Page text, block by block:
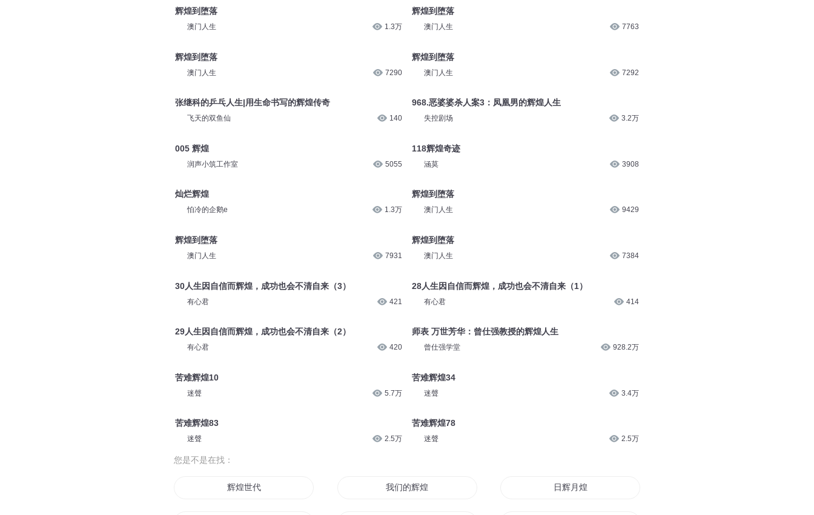
辉煌到堕落
澳门人生 1.3万
辉煌到堕落
澳门人生 7290
张继科的乒乓人生|用生命书写的辉煌传奇
飞天的双鱼仙 140
005 辉煌
润声小筑工作室 5055
灿烂辉煌
怕冷的企鹅e 1.3万
辉煌到堕落
澳门人生 7931
30人生因自信而辉煌，成功也会不清自来（3）
有心君 421
29人生因自信而辉煌，成功也会不清自来（2）
有心君 420
苦难辉煌10
迷聲 5.7万
苦难辉煌83
迷聲 2.5万
辉煌到堕落
澳门人生 7763
辉煌到堕落
澳门人生 7292
968.恶婆婆杀人案3：凤凰男的辉煌人生
失控剧场 3.2万
118辉煌奇迹
涵莫 3908
辉煌到堕落
澳门人生 9429
辉煌到堕落
澳门人生 7384
28人生因自信而辉煌，成功也会不清自来（1）
有心君 414
师表 万世芳华：曾仕强教授的辉煌人生
曾仕强学堂 928.2万
苦难辉煌34
迷聲 3.4万
苦难辉煌78
迷聲 2.5万
您是不是在找：
辉煌世代 我们的辉煌青春 日辉月煌